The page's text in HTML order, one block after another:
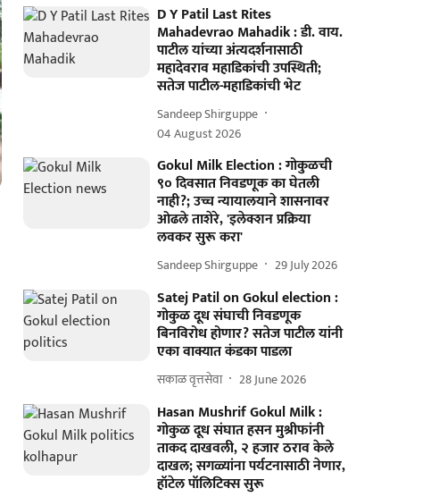
D Y Patil Last Rites
Mahadevrao Mahadik : डी. वाय.
पाटील यांच्या अंत्यदर्शनासाठी
महादेवराव महाडिकांची उपस्थिती;
सतेज पाटील-महाडिकांची भेट
Sandeep Shirguppe
04 August 2026
Gokul Milk Election : गोकुळची
९० दिवसात निवडणूक का घेतली
नाही?; उच्च न्यायालयाने शासनावर
ओढले ताशेरे, 'इलेक्शन प्रक्रिया
लवकर सुरू करा'
Sandeep Shirguppe 29 July 2026
Satej Patil on Gokul election :
गोकुळ दूध संघाची निवडणूक
बिनविरोध होणार? सतेज पाटील यांनी
एका वाक्यात कंडका पाडला
सकाळ वृत्तसेवा 28 June 2026
Hasan Mushrif Gokul Milk :
गोकुळ दूध संघात हसन मुश्रीफांनी
ताकद दाखवली, २ हजार ठराव केले
दाखल; सगळ्यांना पर्यटनासाठी नेणार,
हॉटेल पॉलिटिक्स सुरू